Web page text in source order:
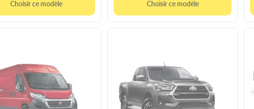
Choisir ce modèle Choisir ce modèle